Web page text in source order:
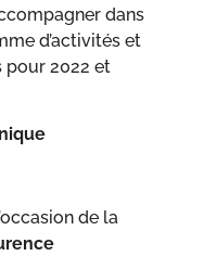
dans
d’activités et
pour 2022 et
de la